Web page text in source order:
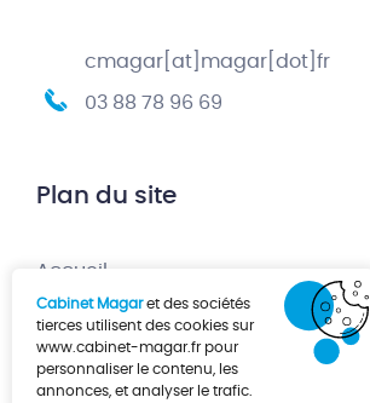
cmagar[at]magar[dot]fr
03 88 78 96 69
Plan du site
Accueil
Création d’entreprise
Développement d’entreprise
À propos
Cabinet Magaret des sociétés
tierces utilisent des cookies sur
www.cabinet-magar.frpour
personnaliser le contenu, les
annonces, et analyser le trafic.